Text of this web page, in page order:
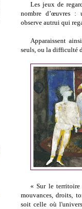
Les jeux de
nombre d’œuvres :
observe autrui qui
Apparaissent
seuls, ou la difficulté
« Sur le territoire
mouvances, droits,
soit celle où